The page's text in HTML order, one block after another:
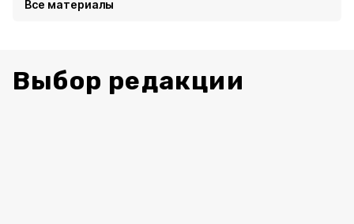
Все материалы
Выбор редакции